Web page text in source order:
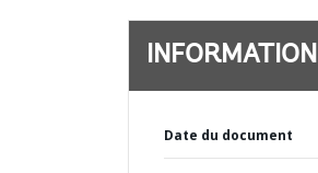
INFORMATION
Date du document